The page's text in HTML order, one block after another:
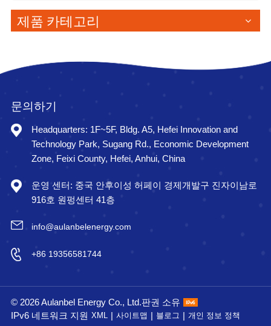
제품 카테고리
문의하기
Headquarters: 1F~5F, Bldg. A5, Hefei Innovation and
Technology Park, Sugang Rd., Economic Development
Zone, Feixi County, Hefei, Anhui, China
운영 센터: 중국 안후이성 허페이 경제개발구 진자이남로
916호 원펑센터 41층
info@aulanbelenergy.com
+86 19356581744
© 2026 Aulanbel Energy Co., Ltd.판권 소유
IPv6 네트워크 지원 XML | 사이트맵 | 블로그 | 개인 정보 정책